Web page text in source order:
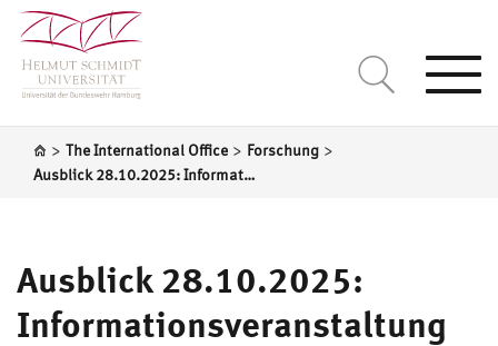
> The International Office > Forschung >
Ausblick 28.10.2025: Informationsveranstaltung Auslandsstudium 2026
Ausblick 28.10.2025:
Informationsveranstaltung